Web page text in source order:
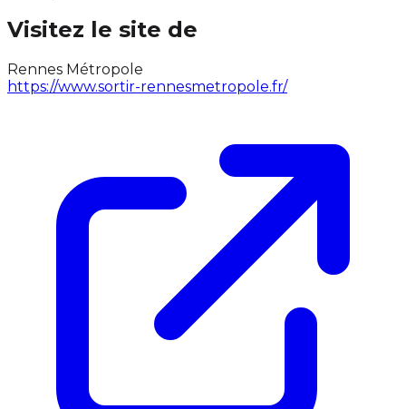
Visitez le site de
Rennes Métropole
https://www.sortir-rennesmetropole.fr/